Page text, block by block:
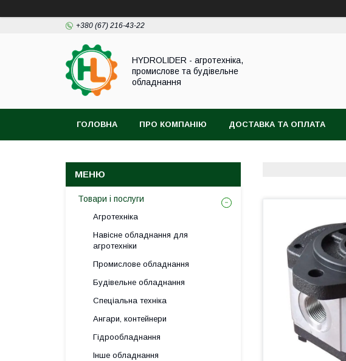
+380 (67) 216-43-22
HYDROLIDER - агротехніка,
промислове та будівельне
обладнання
ГОЛОВНА ПРО КОМПАНІЮ ДОСТАВКА ТА ОПЛАТА
Товари і послуги
Агротехніка
Навісне обладнання для
агротехніки
Промислове обладнання
Будівельне обладнання
Спеціальна техніка
Ангари, контейнери
Гідрообладнання
Інше обладнання